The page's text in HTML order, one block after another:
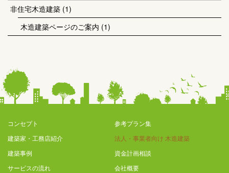
非住宅木造建築 (1)
木造建築ページのご案内 (1)
コンセプト
建築家・工務店紹介
建築事例
サービスの流れ
参考プラン集
法人・事業者向け 木造建築
資金計画相談
会社概要